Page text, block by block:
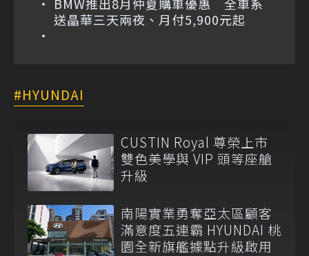
送晶華三天兩夜、月付5,900元起
HYUNDAI
CUSTIN Royal 尊榮上市
雙色美學與 VIP 頭等座艙
升級
南陽實業勇奪亞太區顧客
滿意度五連霸 HYUNDAI 桃
園全新旗艦據點升級啟用